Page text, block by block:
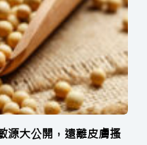
源大公開，遠離皮膚搔